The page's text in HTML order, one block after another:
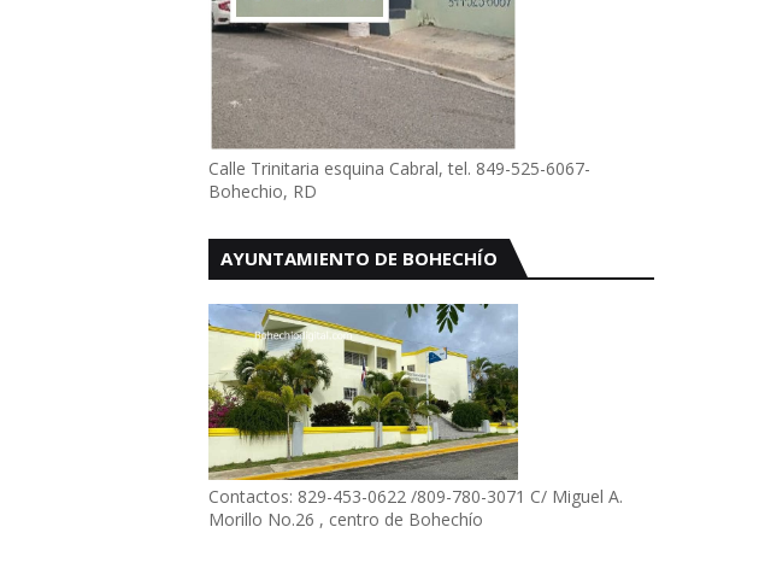
Calle Trinitaria esquina Cabral, tel. 849-525-6067-
Bohechio, RD
AYUNTAMIENTO DE BOHECHÍO
Contactos: 829-453-0622 /809-780-3071 C/ Miguel A.
Morillo No.26 , centro de Bohechío